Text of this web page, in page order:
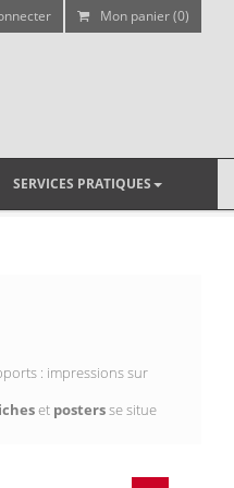
Mon panier (0)
SERVICES PRATIQUES
: impressions sur
et postersse situe